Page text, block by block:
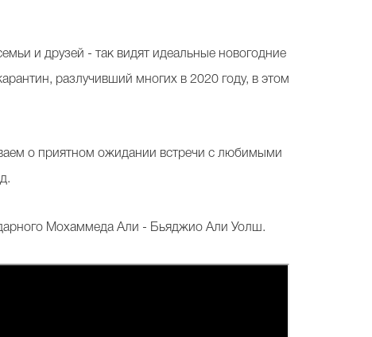
и друзей - так видят идеальные новогодние
разлучивший многих в 2020 году, в этом
о приятном ожидании встречи с любимыми
Мохаммеда Али - Бьяджио Али Уолш.